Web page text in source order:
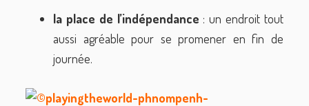
la place de l’indépendance : un endroit tout
aussi agréable pour se promener en fin de
journée.